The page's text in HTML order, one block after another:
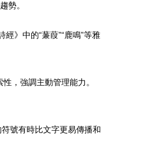
勢。
》中的“蒹葭”“鹿鳴”等雅
，強調主動管理能力。
號有時比文字更易傳播和